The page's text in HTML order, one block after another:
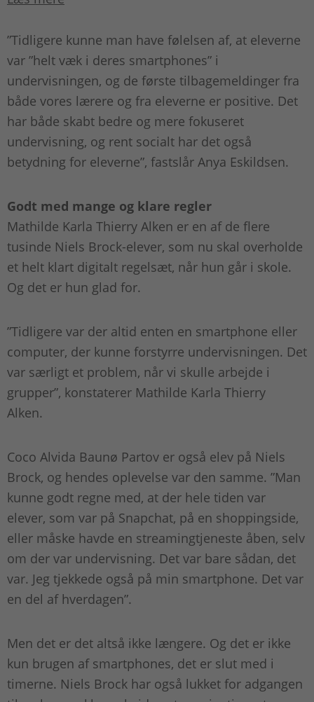
”Tidligere kunne man have følelsen af, at eleverne
var ”helt væk i deres smartphones” i
undervisningen, og de første tilbagemeldinger fra
både vores lærere og fra eleverne er positive. Det
har både skabt bedre og mere fokuseret
undervisning, og rent socialt har det også
betydning for eleverne”, fastslår Anya Eskildsen.
Godt med mange og klare regler
Mathilde Karla Thierry Alken er en af de flere
tusinde Niels Brock-elever, som nu skal overholde
et helt klart digitalt regelsæt, når hun går i skole.
Og det er hun glad for.
”Tidligere var der altid enten en smartphone eller
computer, der kunne forstyrre undervisningen. Det
var særligt et problem, når vi skulle arbejde i
grupper”, konstaterer Mathilde Karla Thierry
Alken.
Coco Alvida Baunø Partov er også elev på Niels
Brock, og hendes oplevelse var den samme. ”Man
kunne godt regne med, at der hele tiden var
elever, som var på Snapchat, på en shoppingside,
eller måske havde en streamingtjeneste åben, selv
om der var undervisning. Det var bare sådan, det
var. Jeg tjekkede også på min smartphone. Det var
en del af hverdagen”.
Men det er det altså ikke længere. Og det er ikke
kun brugen af smartphones, det er slut med i
timerne. Niels Brock har også lukket for adgangen